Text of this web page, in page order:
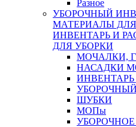
Разное
УБОРОЧНЫЙ
МАТЕРИАЛЫ
ИНВЕНТАРЬ И
ДЛЯ УБОРКИ
МОЧАЛКИ,
НАСАДКИ
ШУБКИ
МОПы